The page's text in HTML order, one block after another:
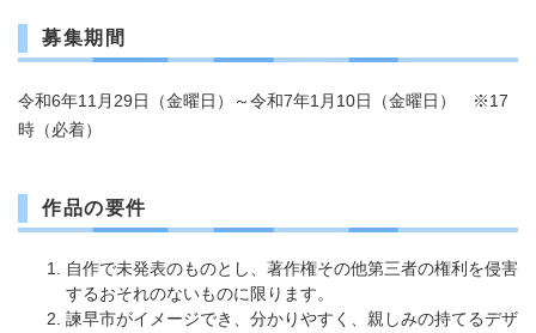
募集期間
​令和6年11月29日（金曜日）～令和7年1月10日（金曜日） ※17
時（必着）
作品の要件
自作で未発表のものとし、著作権その他第三者の権利を侵害
するおそれのないものに限ります。
諫早市がイメージでき、分かりやすく、親しみの持てるデザ